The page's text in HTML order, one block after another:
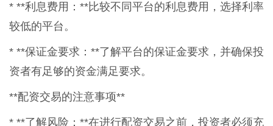
* **利息费用：**比较不同平台的利息费用，选择利率
较低的平台。
* **保证金要求：**了解平台的保证金要求，并确保投
资者有足够的资金满足要求。
**配资交易的注意事项**
* **了解风险：**在进行配资交易之前，投资者必须充